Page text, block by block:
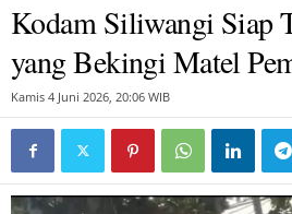
Kodam Siliwangi Siap
yang Bekingi Matel
Kamis 4 Juni 2026, 20:06 WIB